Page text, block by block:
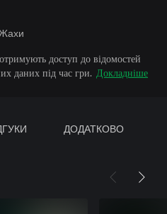
доступ до відомостей
даних під час гри. Докладніше
ДОДАТКОВО